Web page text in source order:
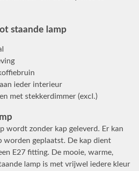
staande lamp
ieder interieur
met stekkerdimmer (excl.)
wordt zonder kap geleverd. Er kan
worden geplaatst. De kap dient
E27 fitting. De mooie, warme,
lamp is met vrijwel iedere kleur